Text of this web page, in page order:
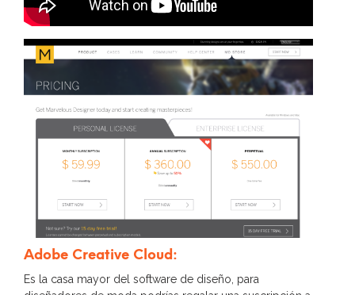
Adobe Creative Cloud:
Es la casa mayor del software de diseño, para